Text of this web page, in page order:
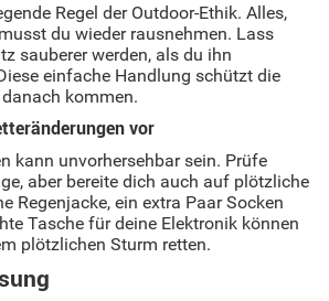
Regel der Outdoor-Ethik. Alles,
du wieder rausnehmen. Lass
sauberer werden, als du ihn
einfache Handlung schützt die
kommen.
vor
kann unvorhersehbar sein. Prüfe
aber bereite dich auch auf plötzliche
Regenjacke, ein extra Paar Socken
Tasche für deine Elektronik können
plötzlichen Sturm retten.